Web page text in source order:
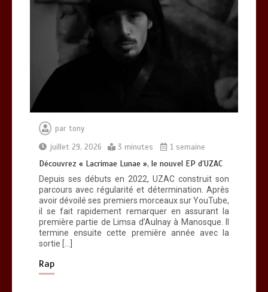
Découvrez « Lacrimae Lunae », le
nouvel EP d’UZAC
3 minutes
Soir 2 »
Découvrez « You Are Time », le
par tony
juillet 29, 2026
3 minutes 1 semaine
Découvrez « Lacrimae Lunae », le nouvel EP d’UZAC
Depuis ses débuts en 2022, UZAC construit son
parcours avec régularité et détermination. Après
avoir dévoilé ses premiers morceaux sur YouTube,
il se fait rapidement remarquer en assurant la
première partie de Limsa d’Aulnay à Manosque. Il
termine ensuite cette première année avec la
sortie […]
Rap